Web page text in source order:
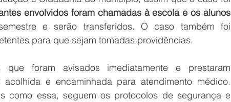
envolvidos foram chamadas à escola e os alunos
e serão transferidos. O caso também foi
para que sejam tomadas providências.
foram avisados imediatamente e prestaram
e encaminhada para atendimento médico.
como essa, seguem os protocolos de segurança e